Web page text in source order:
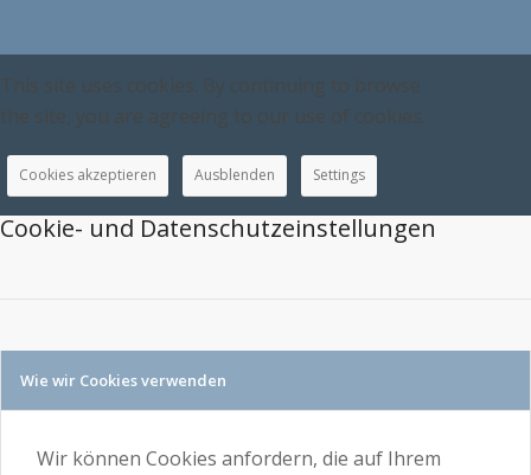
This site uses cookies. By continuing to browse
the site, you are agreeing to our use of cookies.
Cookies akzeptieren Ausblenden Settings
Cookie- und Datenschutzeinstellungen
Wie wir Cookies verwenden
Wir können Cookies anfordern, die auf Ihrem